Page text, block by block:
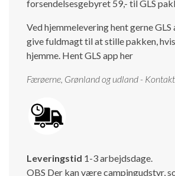
forsendelsesgebyret 59,- til GLS
Ved hjemmelevering hent gerne GLS
give fuldmagt til at stille pakken,
hjemme. Hent GLS app her
Færøerne, Grønland og udland -
Leveringstid 1-3 arbejdsdage.
OBS Der kan være campingudstyr,